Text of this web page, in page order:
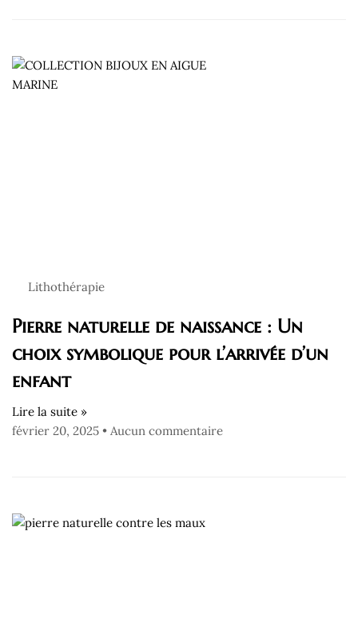
Lithothérapie
Pierre naturelle de naissance : Un
choix symbolique pour l’arrivée d’un
enfant
Lire la suite »
février 20, 2025
Aucun commentaire